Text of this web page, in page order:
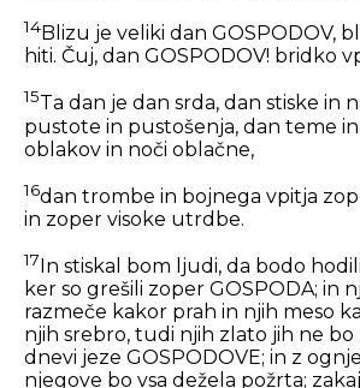
14Blizu je veliki dan GOSPODOV,
hiti. Čuj, dan GOSPODOV! bridko
15Ta dan je dan srda, dan stiske in
pustote in pustošenja, dan teme
oblakov in noči oblačne,
16dan trombe in bojnega vpitja
in zoper visoke utrdbe.
17 In stiskal bom ljudi, da bodo
ker so grešili zoper GOSPODA; in
razmeče kakor prah in njih meso
njih srebro, tudi njih zlato jih ne
dnevi jeze GOSPODOVE; in z
njegove bo vsa dežela požrta;